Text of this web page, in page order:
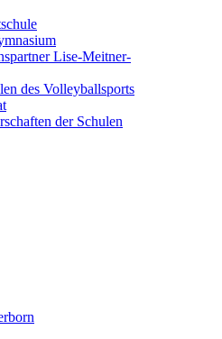
Lise-Meitner-
des Volleyballsports
der Schulen